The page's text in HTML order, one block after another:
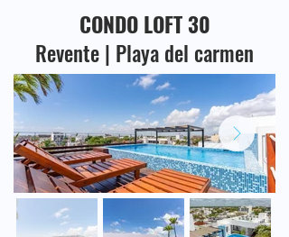
CONDO LOFT 30
Revente | Playa del carmen